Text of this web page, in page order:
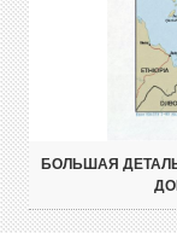
БОЛЬШАЯ